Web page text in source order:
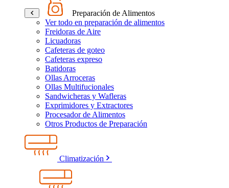
Preparación de Alimentos
Ver todo en preparación de alimentos
Freidoras de Aire
Licuadoras
Cafeteras de goteo
Cafeteras expreso
Batidoras
Ollas Arroceras
Ollas Multifucionales
Sandwicheras y Wafleras
Exprimidores y Extractores
Procesador de Alimentos
Otros Productos de Preparación
Climatización